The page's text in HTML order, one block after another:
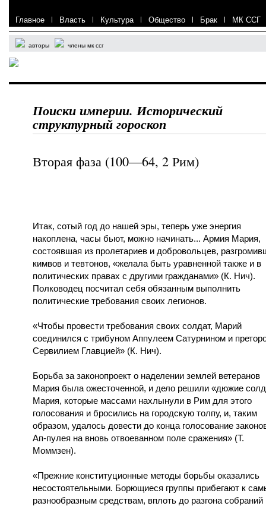
Главное | Власть | Культура | Общество | Брак | МК ССГ
авторы члены мк ссг
Поиски империи. Исторический
структурный гороскоп
Вторая фаза (100—64, 2 Рим)
Итак, сотый год до нашей эры, теперь уже энергия
накоплена, часы бьют, можно начинать... Армия Мария,
состоявшая из пролетариев и добровольцев,
кимвов и тевтонов, «желала быть уравненной также и в
политических правах с другими гражданами» (К. Нич).
Полководец посчитал себя обязанным выполнить
политические требования своих легионов.
«Чтобы провести требования своих солдат, Марий
соединился с трибуном Аппулеем Сатурнином и
Сервилием Главцией» (К. Нич).
Борьба за законопроект о наделении землей ветеранов
Мария была ожесточенной, и дело решили «дюжие
Мария, которые массами нахлынули в Рим для этого
голосования и бросились на городскую толпу, и, таким
образом, удалось довести до конца голосование
Ап-пулея на вновь отвоеванном поле сражения» (Т.
Моммзен).
«Прежние конституционные методы борьбы оказались
несостоятельными. Борющиеся группы прибегают к
разнообразным средствам, вплоть до разгона собраний